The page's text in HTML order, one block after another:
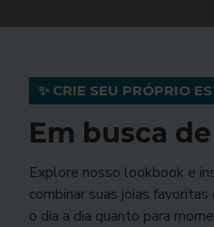
✨ CRIE SEU PRÓPRIO
Em busca
Explore nosso lookbook e
combinar suas joias
o dia a dia quanto para